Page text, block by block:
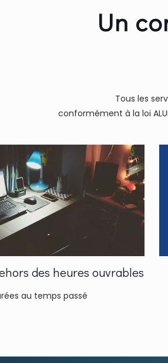
Un
Tous les
conformément à la loi
des heures ouvrables
au temps passé